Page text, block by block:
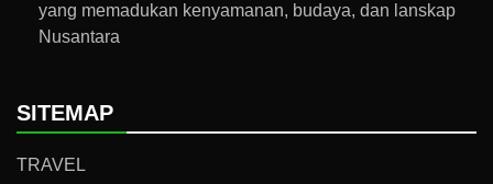
yang memadukan kenyamanan, budaya, dan lanskap
Nusantara
SITEMAP
TRAVEL